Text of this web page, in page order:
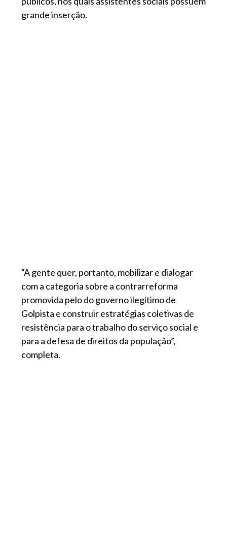
grande inserção.
“A gente quer, portanto, mobilizar e dialogar
com a categoria sobre a contrarreforma
promovida pelo do governo ilegítimo de
Golpista e construir estratégias coletivas de
resistência para o trabalho do serviço social e
para a defesa de direitos da população”,
completa.